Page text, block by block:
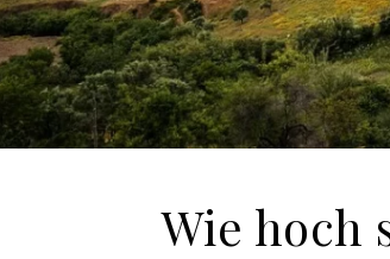
Wie hoch